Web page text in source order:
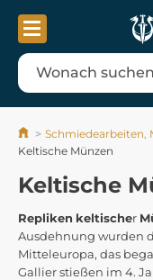
Schmiedearbeiten,
Keltische Münzen
Keltische
Repliken keltischer
Ausdehnung wurden
Mitteleuropa, das
Gallier stießen im 4.